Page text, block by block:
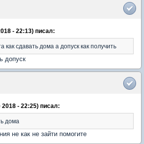
- 22:13) писал:
как сдавать дома а допуск как получить
допуск
- 22:25) писал:
дома
не как не зайти помогите